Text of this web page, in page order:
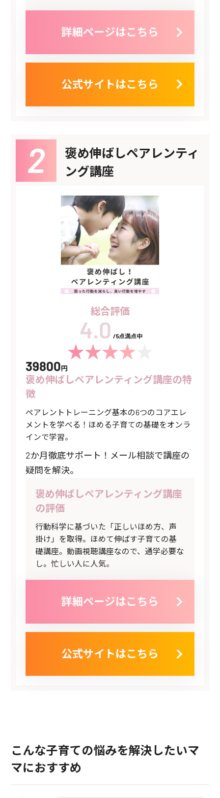
詳細ページはこちら
公式サイトはこちら
褒め伸ばしペアレンティ
ング講座
総合評価
/5点満点中
39800円
褒め伸ばしペアレンティング講座の特
徴
ペアレントトレーニング基本の6つのコアエレ
メントを学べる！ほめる子育ての基礎をオンラ
インで学習。
2か月徹底サポート！メール相談で講座の
疑問を解決。
褒め伸ばしペアレンティング講座
の評価
行動科学に基づいた「正しいほめ方、声
掛け」を取得。ほめて伸ばす子育ての基
礎講座。動画視聴講座なので、通学必要な
し。忙しい人に人気。
詳細ページはこちら
公式サイトはこちら
こんな子育ての悩みを解決したいマ
マにおすすめ